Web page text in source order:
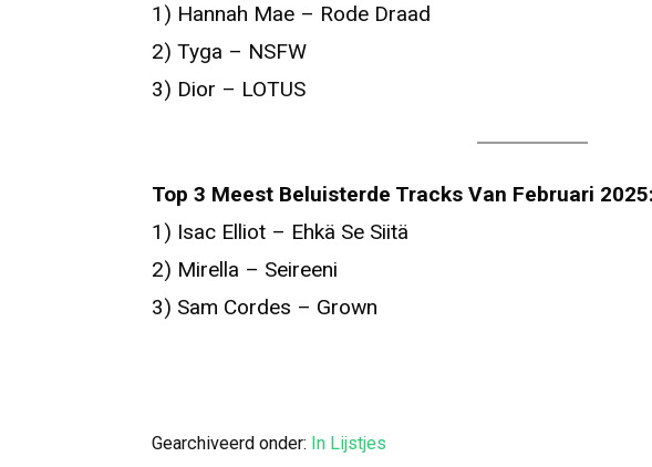
1) Hannah Mae – Rode Draad
2) Tyga – NSFW
3) Dior – LOTUS
Top 3 Meest Beluisterde Tracks Van Februari 2025:
1) Isac Elliot – Ehkä Se Siitä
2) Mirella – Seireeni
3) Sam Cordes – Grown
Gearchiveerd onder: In Lijstjes